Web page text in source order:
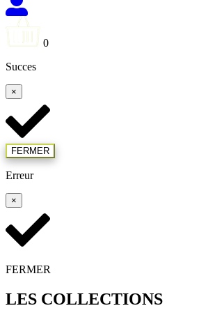
0
Succes
×
FERMER
Erreur
×
FERMER
LES COLLECTIONS